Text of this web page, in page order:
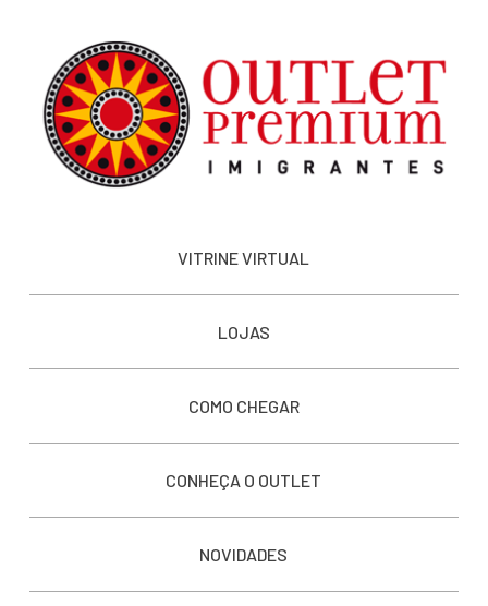
VITRINE VIRTUAL
LOJAS
COMO CHEGAR
CONHEÇA O OUTLET
NOVIDADES